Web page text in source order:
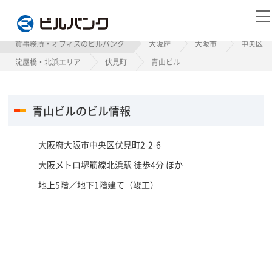
ビルバンク
貸事務所・オフィスのビルバンク 大阪府 大阪市
中央区
淀屋橋・北浜エリア
伏見町 青山ビル
青山ビルのビル情報
大阪府大阪市中央区伏見町2-2-6
大阪メトロ堺筋線北浜駅 徒歩4分 ほか
地上5階／地下1階建て（竣工）